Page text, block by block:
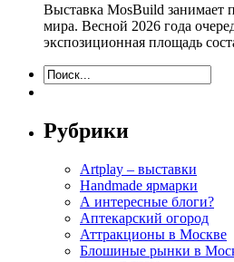
Выставка MosBuild занимает
мира. Весной 2026 года
экспозиционная площадь
Рубрики
Artplay – выставки
Handmade ярмарки
А интересные блоги?
Аптекарский огород
Аттракционы в Москве
Блошиные рынки в